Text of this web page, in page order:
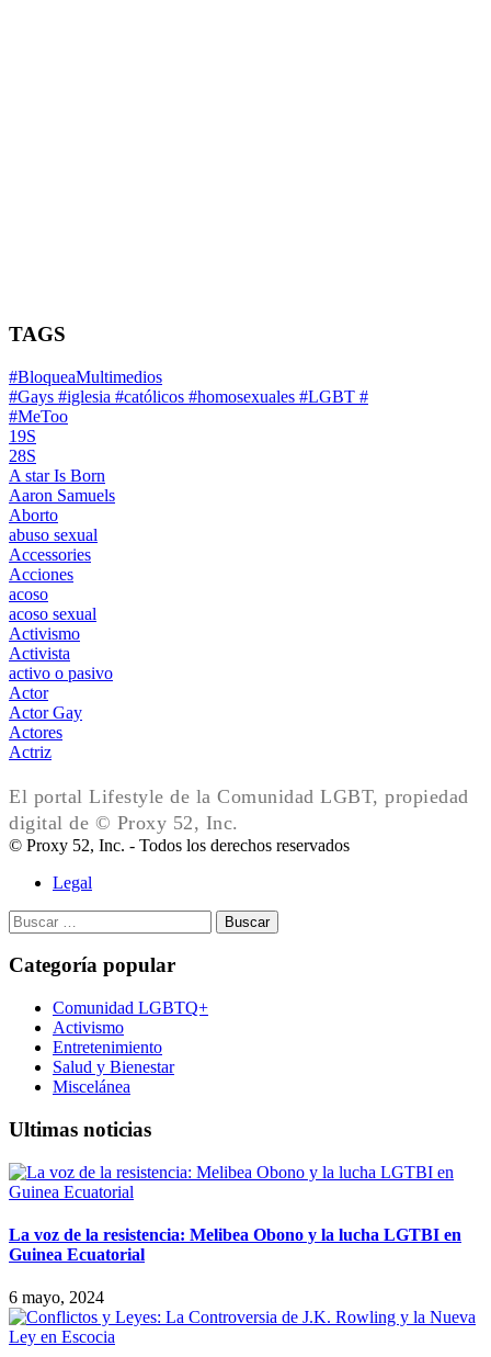
TAGS
#BloqueaMultimedios
#Gays #iglesia #católicos #homosexuales #LGBT #
#MeToo
19S
28S
A star Is Born
Aaron Samuels
Aborto
abuso sexual
Accessories
Acciones
acoso
acoso sexual
Activismo
Activista
activo o pasivo
Actor
Actor Gay
Actores
Actriz
El portal Lifestyle de la Comunidad LGBT, propiedad
digital de © Proxy 52, Inc.
© Proxy 52, Inc. - Todos los derechos reservados
Legal
Buscar:
Categoría popular
Comunidad LGBTQ+
Activismo
Entretenimiento
Salud y Bienestar
Miscelánea
Ultimas noticias
La voz de la resistencia: Melibea Obono y la lucha LGTBI en
Guinea Ecuatorial
6 mayo, 2024